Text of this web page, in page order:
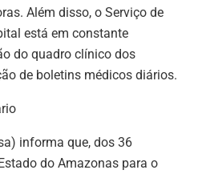
Além disso, o Serviço de
está em constante
do quadro clínico dos
de boletins médicos diários.
informa que, dos 36
do Amazonas para o